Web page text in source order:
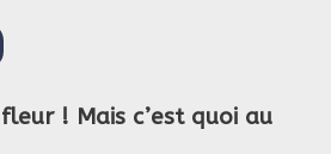
! Mais c’est quoi au